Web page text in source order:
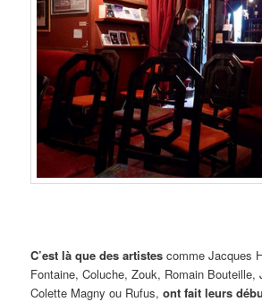
C’est là que des artistes comme Jacques
Fontaine, Coluche, Zouk, Romain Bouteille,
Colette Magny ou Rufus,ont fait leurs